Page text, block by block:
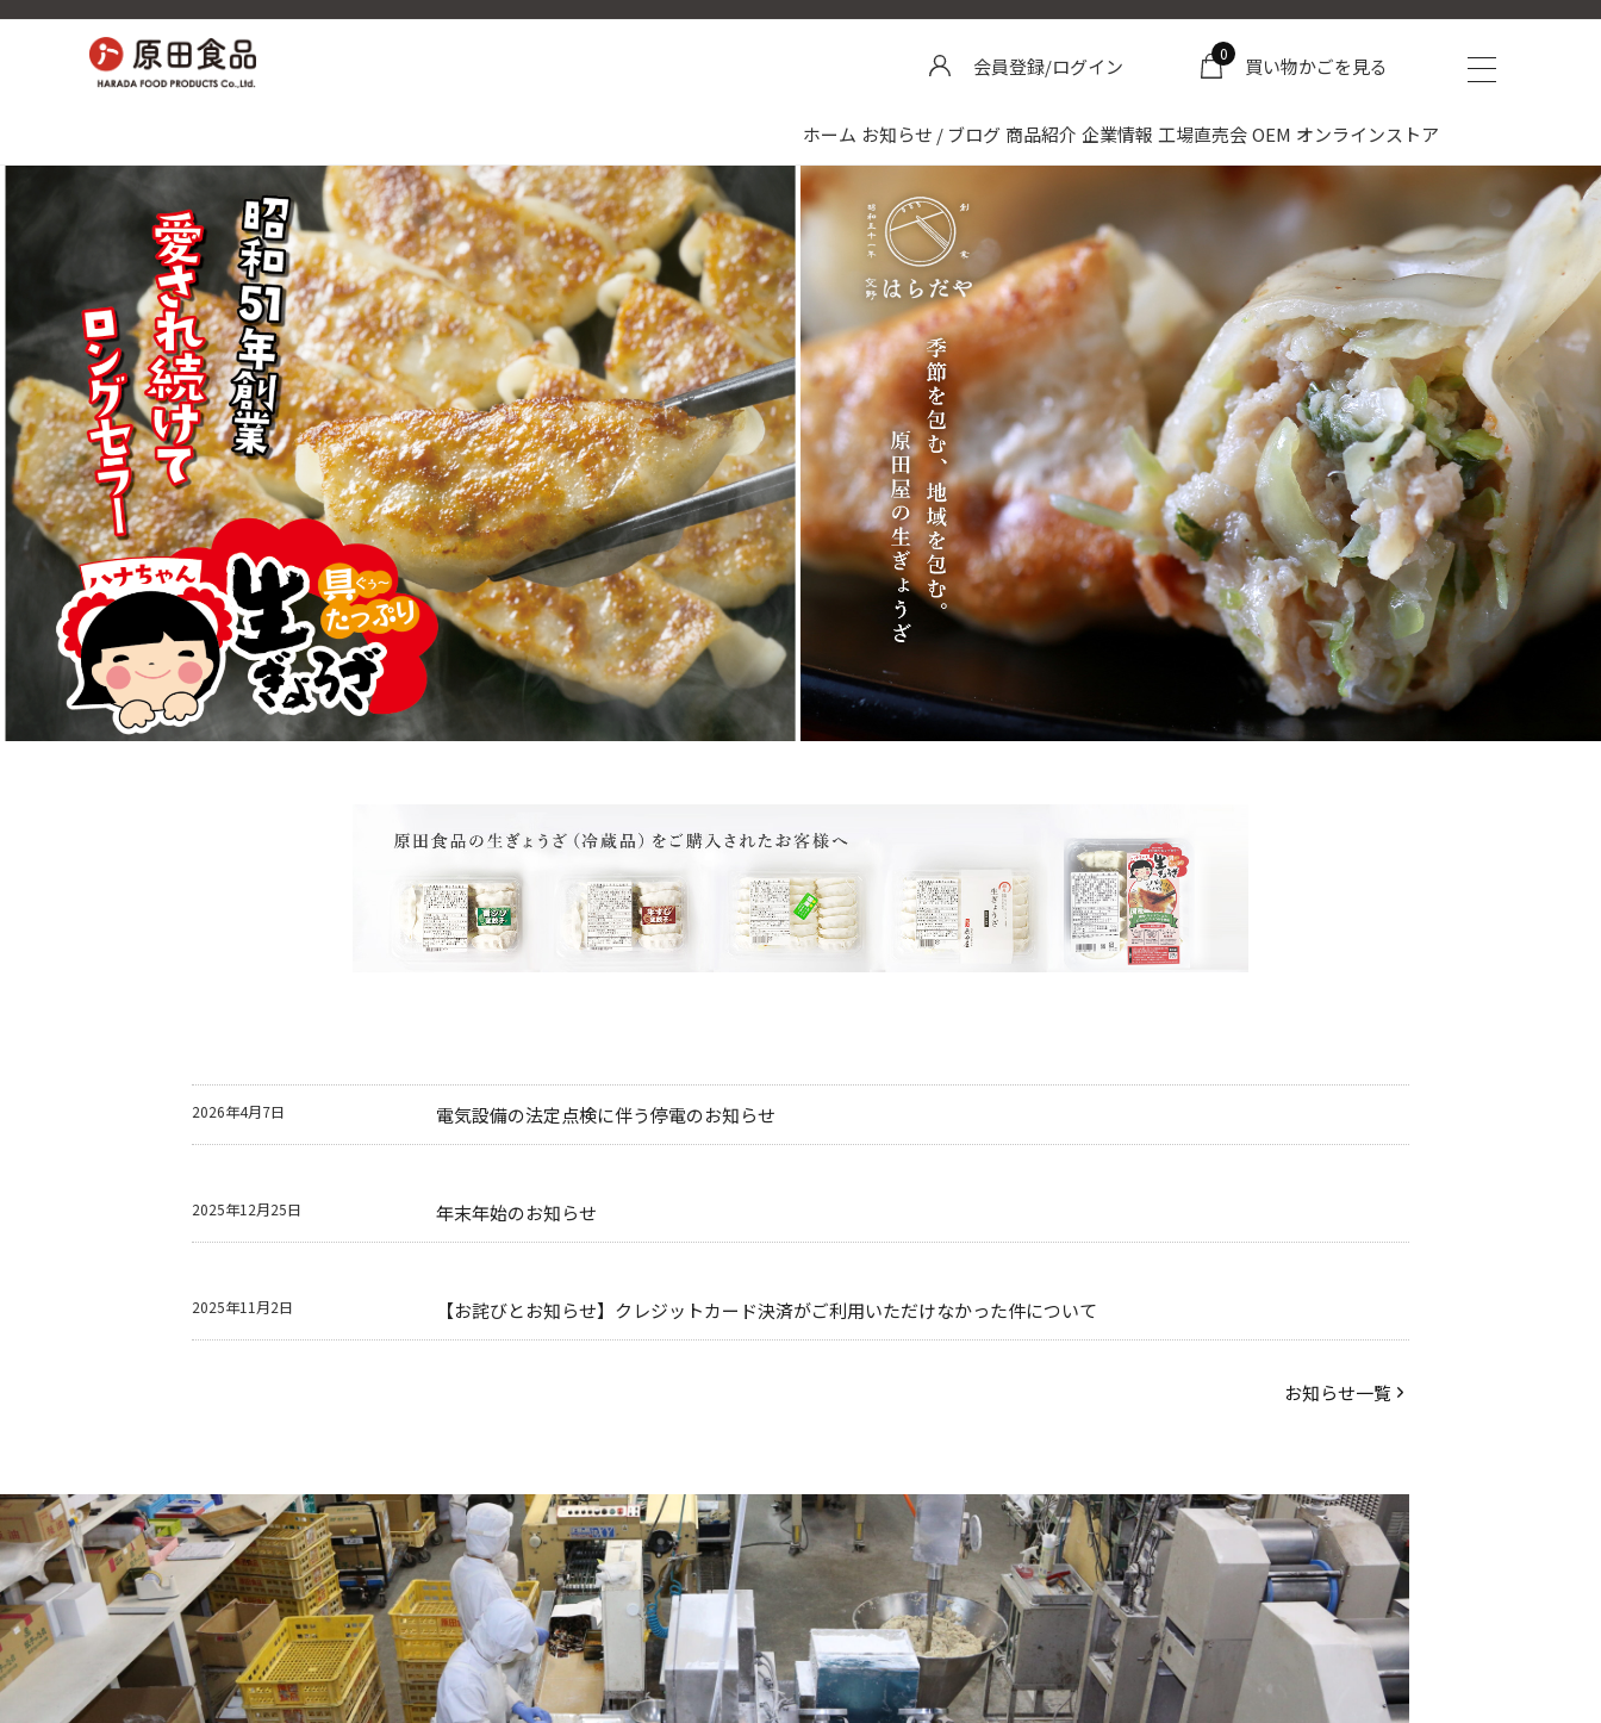
0
買い物かごを見る
会員登録/ログイン
ホーム お知らせ / ブログ 商品紹介 企業情報 工場直売会 OEM オンラインストア
2026年4月7日 電気設備の法定点検に伴う停電のお知らせ
2025年12月25日 年末年始のお知らせ
2025年11月2日 【お詫びとお知らせ】クレジットカード決済がご利用いただけなかった件について
お知らせ一覧